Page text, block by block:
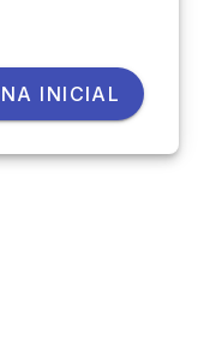
INICIAL